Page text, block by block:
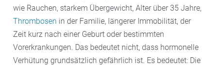
wie Rauchen, starkem Übergewicht, Alter über 35 Jahre,
Thrombosen in der Familie, längerer Immobilität, der
Zeit kurz nach einer Geburt oder bestimmten
Vorerkrankungen. Das bedeutet nicht, dass hormonelle
Verhütung grundsätzlich gefährlich ist. Es bedeutet: Die